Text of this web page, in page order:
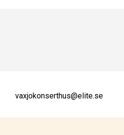
vaxjokonserthus@elite.se